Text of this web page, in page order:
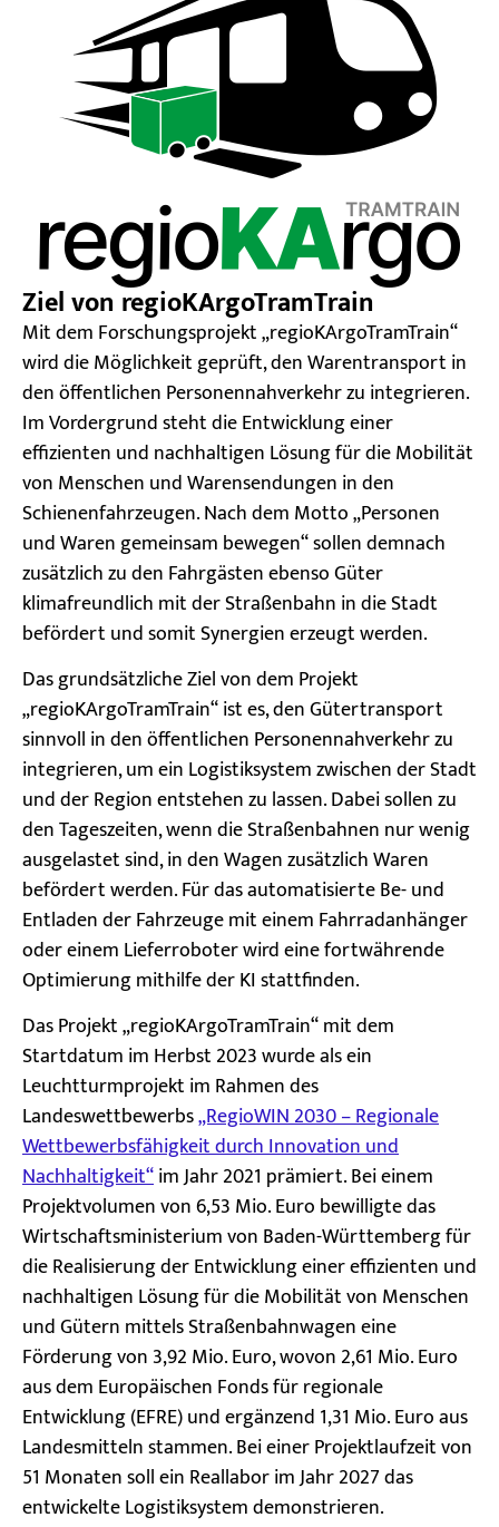
Ziel von regioKArgoTramTrain
Mit dem Forschungsprojekt „regioKArgoTramTrain“
wird die Möglichkeit geprüft, den Warentransport in
den öffentlichen Personennahverkehr zu integrieren.
Im Vordergrund steht die Entwicklung einer
effizienten und nachhaltigen Lösung für die Mobilität
von Menschen und Warensendungen in den
Schienenfahrzeugen. Nach dem Motto „Personen
und Waren gemeinsam bewegen“ sollen demnach
zusätzlich zu den Fahrgästen ebenso Güter
klimafreundlich mit der Straßenbahn in die Stadt
befördert und somit Synergien erzeugt werden.
Das grundsätzliche Ziel von dem Projekt
„regioKArgoTramTrain“ ist es, den Gütertransport
sinnvoll in den öffentlichen Personennahverkehr zu
integrieren, um ein Logistiksystem zwischen der Stadt
und der Region entstehen zu lassen. Dabei sollen zu
den Tageszeiten, wenn die Straßenbahnen nur wenig
ausgelastet sind, in den Wagen zusätzlich Waren
befördert werden. Für das automatisierte Be- und
Entladen der Fahrzeuge mit einem Fahrradanhänger
oder einem Lieferroboter wird eine fortwährende
Optimierung mithilfe der KI stattfinden.
Das Projekt „regioKArgoTramTrain“ mit dem
Startdatum im Herbst 2023 wurde als ein
Leuchtturmprojekt im Rahmen des
Landeswettbewerbs„RegioWIN 2030 – Regionale
Wettbewerbsfähigkeit durch Innovation und
Nachhaltigkeit“im Jahr 2021 prämiert. Bei einem
Projektvolumen von 6,53 Mio. Euro bewilligte das
Wirtschaftsministerium von Baden-Württemberg für
die Realisierung der Entwicklung einer effizienten und
nachhaltigen Lösung für die Mobilität von Menschen
und Gütern mittels Straßenbahnwagen eine
Förderung von 3,92 Mio. Euro, wovon 2,61 Mio. Euro
aus dem Europäischen Fonds für regionale
Entwicklung (EFRE) und ergänzend 1,31 Mio. Euro aus
Landesmitteln stammen. Bei einer Projektlaufzeit von
51 Monaten soll ein Reallabor im Jahr 2027 das
entwickelte Logistiksystem demonstrieren.